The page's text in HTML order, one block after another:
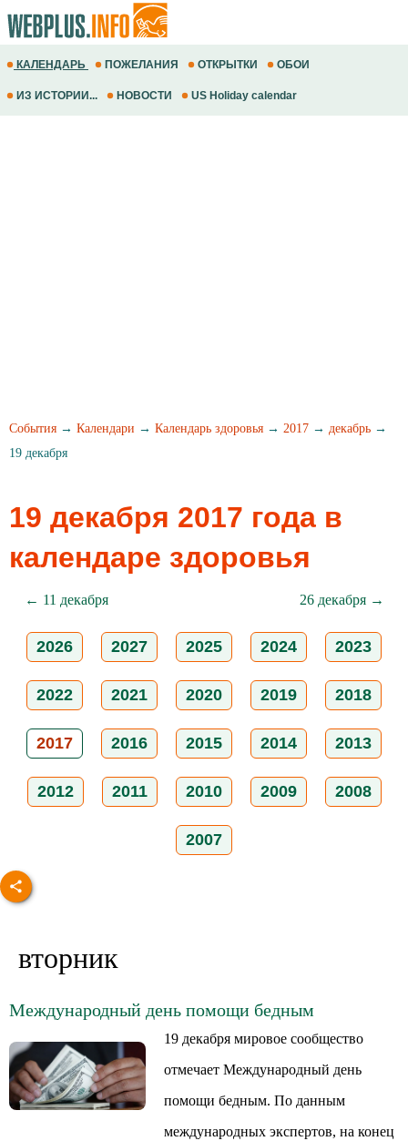
КАЛЕНДАРЬ ПОЖЕЛАНИЯ ОТКРЫТКИ ОБОИ
ИЗ ИСТОРИИ... НОВОСТИ US Holiday calendar
События → Календари → Календарь здоровья → 2017 → декабрь →
19 декабря
19 декабря 2017 года в
календаре здоровья
← 11 декабря 26 декабря →
2026 2027 2025 2024 2023
2022 2021 2020 2019 2018
2017 2016 2015 2014 2013
2012 2011 2010 2009 2008
2007
вторник
Международный день помощи бедным
19 декабря мировое сообщество
отмечает Международный день
помощи бедным. По данным
международных экспертов, на конец